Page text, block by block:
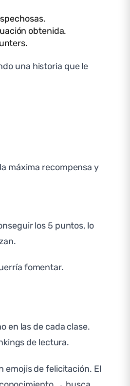
obtenida.
una historia que le
máxima recompensa y
los 5 puntos, lo
fomentar.
en las de cada clase.
de lectura.
emojis de felicitación. El